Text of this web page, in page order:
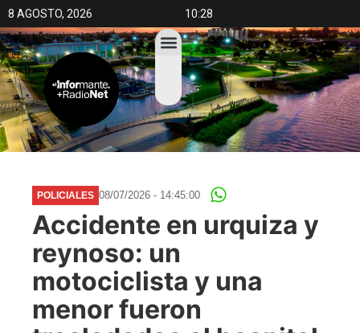
8 AGOSTO, 2026 10:28
POLICIALES 08/07/2026 - 14:45:00
Accidente en urquiza y
reynoso: un
motociclista y una
menor fueron